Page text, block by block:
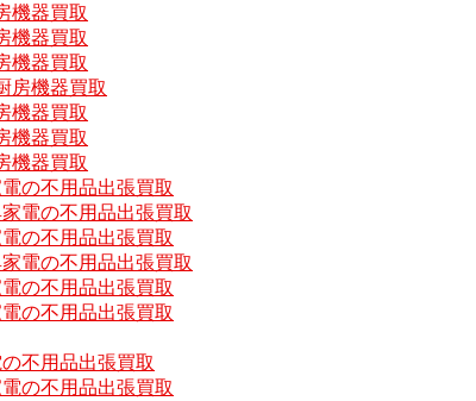
機器買取
機器買取
機器買取
房機器買取
機器買取
機器買取
機器買取
の不用品出張買取
電の不用品出張買取
の不用品出張買取
電の不用品出張買取
の不用品出張買取
の不用品出張買取
不用品出張買取
の不用品出張買取